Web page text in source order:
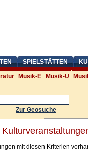
SPIELSTÄTTEN
Musik-E Musik-U
Zur Geosuche
mit diesen Kriterien